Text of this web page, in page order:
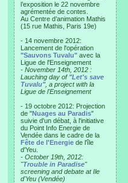
l’exposition le 22 novembre
agrémentée de contes.
Au Centre d’animation Mathis
(15 rue Mathis, Paris 19e)
- 14 novembre 2012:
Lancement de l'opération
"Sauvons Tuvalu" avec la
Ligue de l'Enseignement
- November 14th, 2012 :
Lauching day of "Let's save
Tuvalu", a project with la
Ligue de l'Enseignement
- 19 octobre 2012: Projection
de "Nuages au Paradis"
suivie d'un débat, à l'initiative
du Point Info Energie de
Vendée dans le cadre de la
Fête de l'Energie de l'île
d'Yeu.
- October 19th, 2012:
"Trouble in Paradise"
screening and debate at Ile
d'Yeu (Vendée)